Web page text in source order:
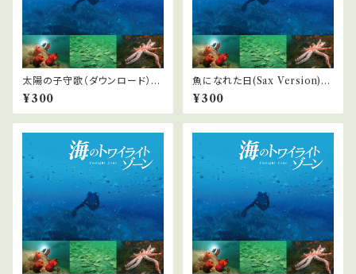
太陽の子守歌（ダウンロード）
『海のトワイライトゾーン』より
¥300
魚になれた日(Sax Version)
（ダウンロード）『海のトワイライ
トゾーン』より
¥300